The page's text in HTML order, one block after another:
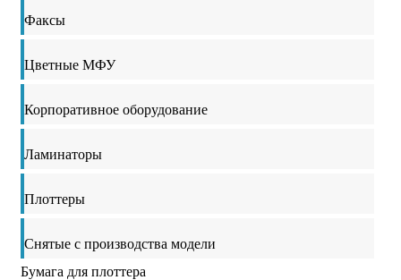
Факсы
Цветные МФУ
Корпоративное оборудование
Ламинаторы
Плоттеры
Снятые с производства модели
Бумага для плоттера